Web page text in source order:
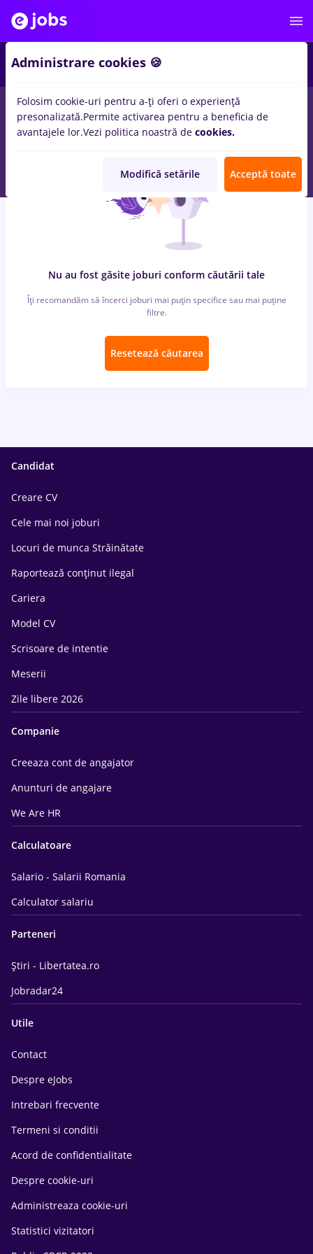
locuri de muncacu salarii bucatar sef, Full time
Transport / Distributie, IT / Telecom
Nu au fost găsite joburi conform căutării tale
Îți recomandăm să încerci joburi mai puțin specifice sau mai puține
filtre.
Resetează căutarea
Candidat
Creare CV
Cele mai noi joburi
Locuri de munca Străinătate
Raportează conținut ilegal
Cariera
Model CV
Scrisoare de intentie
Meserii
Zile libere 2026
Companie
Creeaza cont de angajator
Anunturi de angajare
We Are HR
Calculatoare
Salario - Salarii Romania
Calculator salariu
Parteneri
Știri - Libertatea.ro
Jobradar24
Utile
Contact
Despre eJobs
Intrebari frecvente
Termeni si conditii
Acord de confidentialitate
Despre cookie-uri
Administreaza cookie-uri
Statistici vizitatori
Administrare cookies 🍪
Folosim cookie-uri pentru a-ți oferi o experiență
presonalizată.Permite activarea pentru a beneficia de
avantajele lor.Vezi politica noastră de cookies.
Modifică setările Acceptă toate